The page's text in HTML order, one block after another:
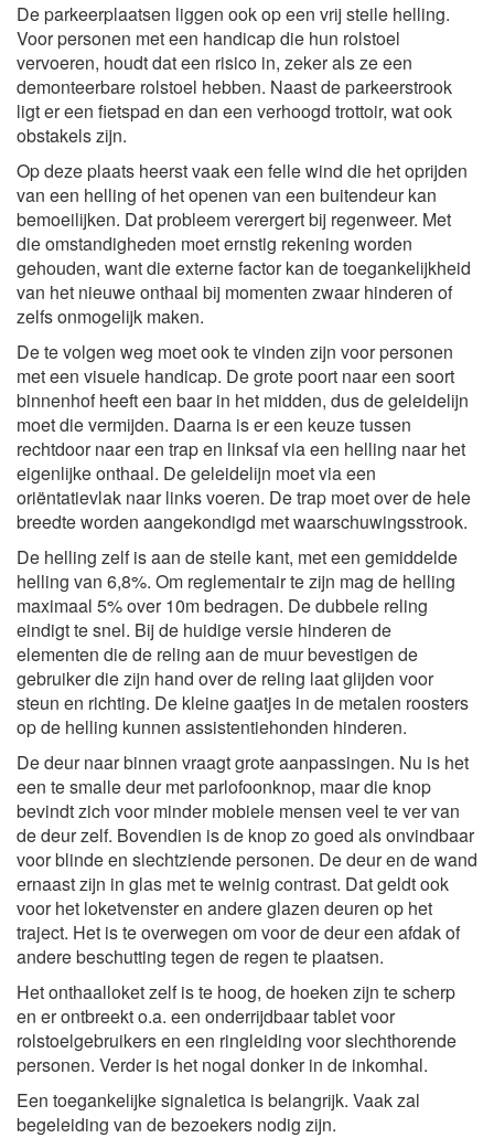
De parkeerplaatsen liggen ook op een vrij steile helling.
Voor personen met een handicap die hun rolstoel
vervoeren, houdt dat een risico in, zeker als ze een
demonteerbare rolstoel hebben. Naast de parkeerstrook
ligt er een fietspad en dan een verhoogd trottoir, wat ook
obstakels zijn.
Op deze plaats heerst vaak een felle wind die het oprijden
van een helling of het openen van een buitendeur kan
bemoeilijken. Dat probleem verergert bij regenweer. Met
die omstandigheden moet ernstig rekening worden
gehouden, want die externe factor kan de toegankelijkheid
van het nieuwe onthaal bij momenten zwaar hinderen of
zelfs onmogelijk maken.
De te volgen weg moet ook te vinden zijn voor personen
met een visuele handicap. De grote poort naar een soort
binnenhof heeft een baar in het midden, dus de geleidelijn
moet die vermijden. Daarna is er een keuze tussen
rechtdoor naar een trap en linksaf via een helling naar het
eigenlijke onthaal. De geleidelijn moet via een
oriëntatievlak naar links voeren. De trap moet over de hele
breedte worden aangekondigd met waarschuwingsstrook.
De helling zelf is aan de steile kant, met een gemiddelde
helling van 6,8%. Om reglementair te zijn mag de helling
maximaal 5% over 10m bedragen. De dubbele reling
eindigt te snel. Bij de huidige versie hinderen de
elementen die de reling aan de muur bevestigen de
gebruiker die zijn hand over de reling laat glijden voor
steun en richting. De kleine gaatjes in de metalen roosters
op de helling kunnen assistentiehonden hinderen.
De deur naar binnen vraagt grote aanpassingen. Nu is het
een te smalle deur met parlofoonknop, maar die knop
bevindt zich voor minder mobiele mensen veel te ver van
de deur zelf. Bovendien is de knop zo goed als onvindbaar
voor blinde en slechtziende personen. De deur en de wand
ernaast zijn in glas met te weinig contrast. Dat geldt ook
voor het loketvenster en andere glazen deuren op het
traject. Het is te overwegen om voor de deur een afdak of
andere beschutting tegen de regen te plaatsen.
Het onthaalloket zelf is te hoog, de hoeken zijn te scherp
en er ontbreekt o.a. een onderrijdbaar tablet voor
rolstoelgebruikers en een ringleiding voor slechthorende
personen. Verder is het nogal donker in de inkomhal.
Een toegankelijke signaletica is belangrijk. Vaak zal
begeleiding van de bezoekers nodig zijn.